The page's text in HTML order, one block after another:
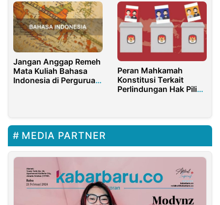
Jangan Anggap Remeh
Mata Kuliah Bahasa
Indonesia di Perguruan
Peran Mahkamah
Konstitusi Terkait
Perlindungan Hak Pilih
MEDIA PARTNER